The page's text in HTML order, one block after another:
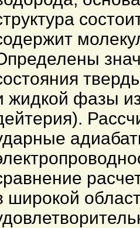
жидкой фазы
широкой